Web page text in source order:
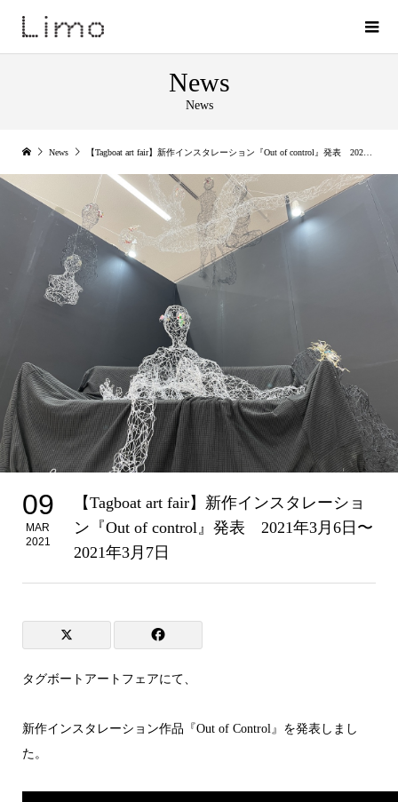
News
News
News 【Tagboat art fair】新作インスタレーション『Out of control』発表 2021年3月6日〜2021年3月7日
09
MAR
2021
【Tagboat art fair】新作インスタレーショ
ン『Out of control』発表 2021年3月6日〜
2021年3月7日
タグボートアートフェアにて、
新作インスタレーション作品『Out of Control』を発表しまし
た。